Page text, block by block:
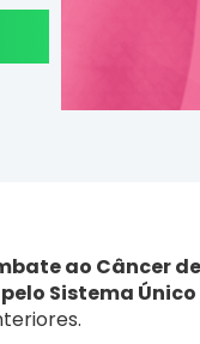
ao Câncer
Sistema Único